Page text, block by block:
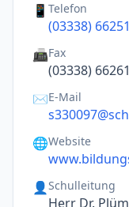
📱 Telefon
(03338) 66251
📠Fax
(03338) 66261
✉️E-Mail
🌐Website
👤 Schulleitung
Herr Dr.